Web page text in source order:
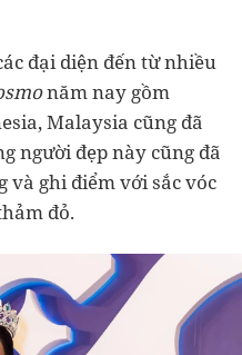
đại diện đến từ nhiều
năm nay gồm
Malaysia cũng đã
người đẹp này cũng đã
và ghi điểm với sắc vóc
đỏ.